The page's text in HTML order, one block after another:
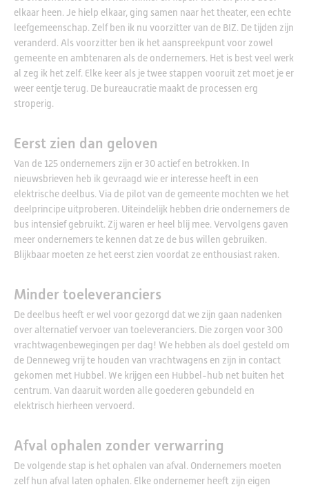
elkaar heen. Je hielp elkaar, ging samen naar het theater, een echte
leefgemeenschap. Zelf ben ik nu voorzitter van de BIZ. De tijden zijn
veranderd. Als voorzitter ben ik het aanspreekpunt voor zowel
gemeente en ambtenaren als de ondernemers. Het is best veel werk
al zeg ik het zelf. Elke keer als je twee stappen vooruit zet moet je er
weer eentje terug. De bureaucratie maakt de processen erg
stroperig.
Eerst zien dan geloven
Van de 125 ondernemers zijn er 30 actief en betrokken. In
nieuwsbrieven heb ik gevraagd wie er interesse heeft in een
elektrische deelbus. Via de pilot van de gemeente mochten we het
deelprincipe uitproberen. Uiteindelijk hebben drie ondernemers de
bus intensief gebruikt. Zij waren er heel blij mee. Vervolgens gaven
meer ondernemers te kennen dat ze de bus willen gebruiken.
Blijkbaar moeten ze het eerst zien voordat ze enthousiast raken.
Minder toeleveranciers
De deelbus heeft er wel voor gezorgd dat we zijn gaan nadenken
over alternatief vervoer van toeleveranciers. Die zorgen voor 300
vrachtwagenbewegingen per dag! We hebben als doel gesteld om
de Denneweg vrij te houden van vrachtwagens en zijn in contact
gekomen met Hubbel. We krijgen een Hubbel-hub net buiten het
centrum. Van daaruit worden alle goederen gebundeld en
elektrisch hierheen vervoerd.
Afval ophalen zonder verwarring
De volgende stap is het ophalen van afval. Ondernemers moeten
zelf hun afval laten ophalen. Elke ondernemer heeft zijn eigen